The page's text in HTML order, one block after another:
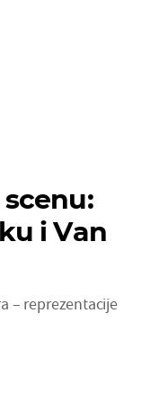
i Van
– reprezentacije